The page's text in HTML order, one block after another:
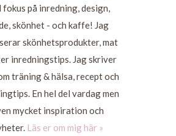
fokus på inredning, design,
skönhet - och kaffe! Jag
skönhetsprodukter, mat
inredningstips. Jag skriver
träning & hälsa, recept och
En hel del vardag men
mycket inspiration och
Läs er om mig här »